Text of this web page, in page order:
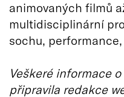
animovaných filmů
multidisciplinární
sochu,
Veškeré informace
připravila redakce